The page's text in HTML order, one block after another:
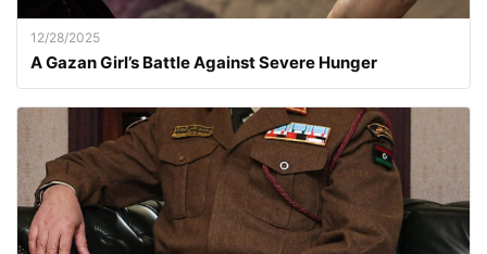
12/28/2025
A Gazan Girl’s Battle Against Severe Hunger